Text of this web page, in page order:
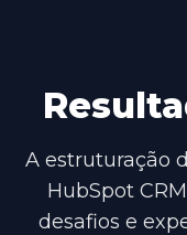
A estruturação
HubSpot
desafios e